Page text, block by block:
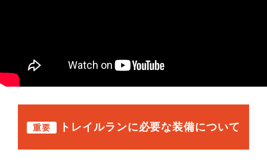
重要 トレイルランに必要な装備について